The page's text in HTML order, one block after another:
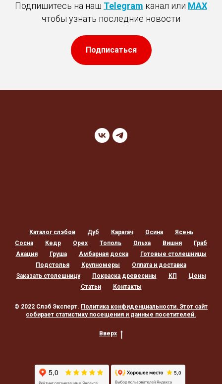
Подпишитесь на наш Telegram канал или MAX
чтобы узнать последние новости
Подписаться
Каталог слэбов Дуб Карагач Осина
Ясень
Сосна
Кедр Орех Тополь Ольха Вишня
Граб
Акация
Груша Амбарная доска
Готовые столешницы
Подстолья
Крупномеры
Оплата и доставка
Заказать столешницу
Покраска древесины КП
Цены
Статьи
Контакты
© 2022 Слэб Эксперт. Политика конфиденциальности. Этот сайт
собирает статистику посещения и данные посетителей.
Вверх